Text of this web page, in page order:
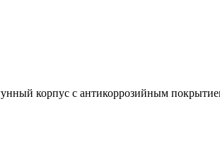
корпус с антикоррозийным